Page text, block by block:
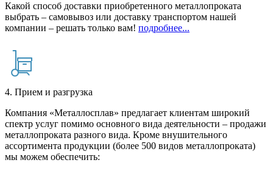
Какой способ доставки приобретенного металлопроката
выбрать – самовывоз или доставку транспортом нашей
компании – решать только вам! подробнее...
4. Прием и разгрузка
Компания «Металлосплав» предлагает клиентам широкий
спектр услуг помимо основного вида деятельности – продажи
металлопроката разного вида. Кроме внушительного
ассортимента продукции (более 500 видов металлопроката)
мы можем обеспечить: